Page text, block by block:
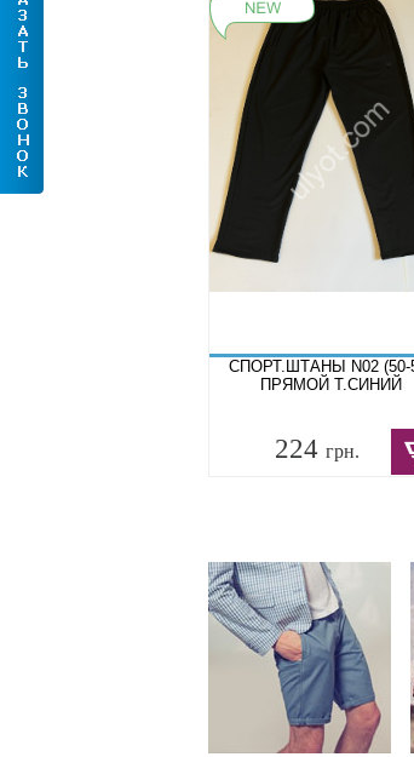
СПОРТ.ШТАНЫ N02 (50-
ПРЯМОЙ Т.СИНИЙ
224 грн.